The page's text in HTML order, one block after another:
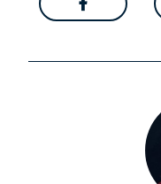
